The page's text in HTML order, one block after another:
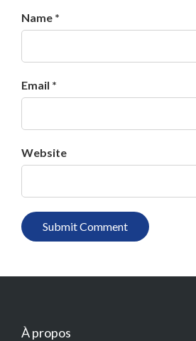
Name *
Email *
Website
À propos